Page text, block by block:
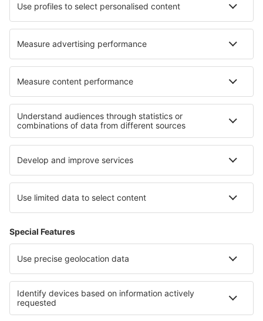
Hoteluri în Apremont Hoteluri în Elmvale
Hoteluri în Gerena Hoteluri în Saint-Georges-Buttavent
Hoteluri în Loich Hoteluri în Schweigen-Rechtenbach
Cele mai bune hoteluri - regiuni
Hoteluri în Emiratele Arabe Unite Hoteluri in Abu Dhabi
Hoteluri in Salzburg Regiune
Hoteluri in Alpbachtal Hoteluri in Lazio